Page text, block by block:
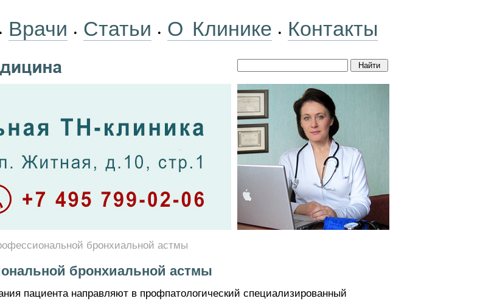
Врачи • Статьи • О Клинике • Контакты
бронхиальной астмы
бронхиальной астмы
пациента направляют в профпатологический специализированный